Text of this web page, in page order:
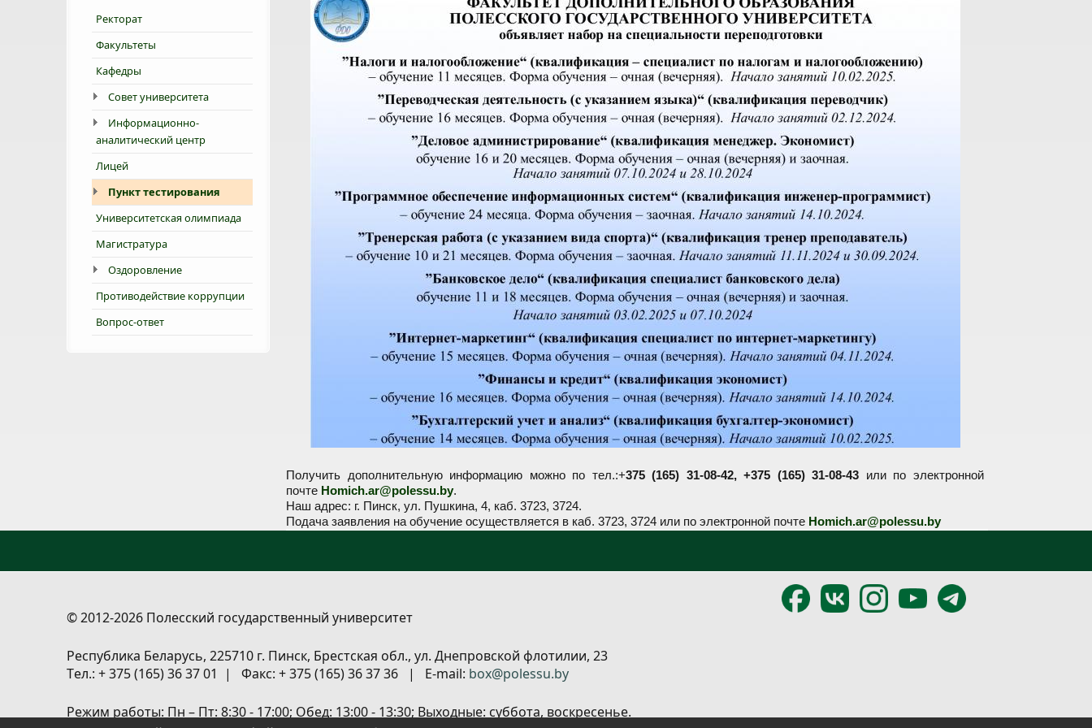
Ректорат
Факультеты
Кафедры
Совет университета
Информационно-
аналитический центр
Лицей
Пункт тестирования
Университетская олимпиада
Магистратура
Оздоровление
Противодействие коррупции
Вопрос-ответ
Получить дополнительную информацию можно по тел.:+375 (165) 31-08-42, +375 (165) 31-08-43 или по электронной
почте Homich.ar@polessu.by.
Наш адрес: г. Пинск, ул. Пушкина, 4, каб. 3723, 3724.
Подача заявления на обучение осуществляется в каб. 3723, 3724 или по электронной почте Homich.ar@polessu.by
© 2012-2026 Полесский государственный университет
Республика Беларусь, 225710 г. Пинск, Брестская обл., ул. Днепровской флотилии, 23
Tел.: + 375 (165) 36 37 01 | Факс: + 375 (165) 36 37 36 | E-mail: box@polessu.by
Режим работы: Пн – Пт: 8:30 - 17:00; Обед: 13:00 - 13:30; Выходные: суббота, воскресенье.